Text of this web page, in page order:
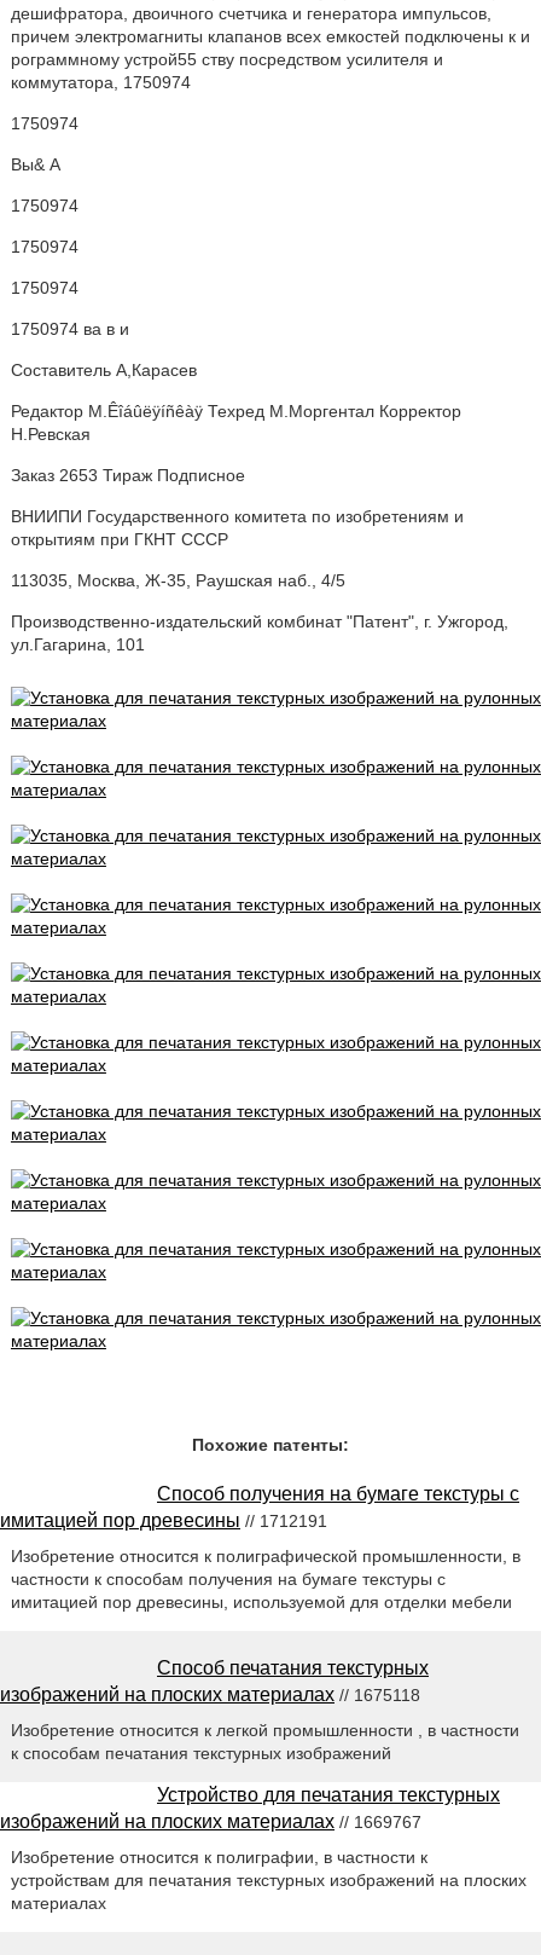
дешифратора, двоичного счетчика и генератора импульсов,
причем электромагниты клапанов всех емкостей подключены к и
рограммному устрой55 ству посредством усилителя и
коммутатора, 1750974
1750974
Вы& А
1750974
1750974
1750974
1750974 ва в и
Составитель A,Карасев
Редактор M.Êîáûëÿíñêàÿ Техред М.Моргентал Корректор
Н.Ревская
Заказ 2653 Тираж Подписное
ВНИИПИ Государственного комитета по изобретениям и
открытиям при ГКНТ СССР
113035, Москва, Ж-35, Раушская наб., 4/5
Производственно-издательский комбинат "Патент", г. Ужгород,
ул.Гагарина, 101
Похожие патенты:
Способ получения на бумаге текстуры с
имитацией пор древесины // 1712191
Изобретение относится к полиграфической промышленности, в
частности к способам получения на бумаге текстуры с
имитацией пор древесины, используемой для отделки мебели
Способ печатания текстурных
изображений на плоских материалах // 1675118
Изобретение относится к легкой промышленности , в частности
к способам печатания текстурных изображений
Устройство для печатания текстурных
изображений на плоских материалах // 1669767
Изобретение относится к полиграфии, в частности к
устройствам для печатания текстурных изображений на плоских
материалах